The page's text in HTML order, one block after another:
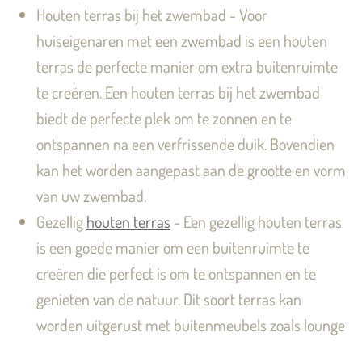
Houten terras bij het zwembad - Voor
huiseigenaren met een zwembad is een houten
terras de perfecte manier om extra buitenruimte
te creëren. Een houten terras bij het zwembad
biedt de perfecte plek om te zonnen en te
ontspannen na een verfrissende duik. Bovendien
kan het worden aangepast aan de grootte en vorm
van uw zwembad.
Gezellighouten terras - Een gezellig houten terras
is een goede manier om een buitenruimte te
creëren die perfect is om te ontspannen en te
genieten van de natuur. Dit soort terras kan
worden uitgerust met buitenmeubels zoals lounge